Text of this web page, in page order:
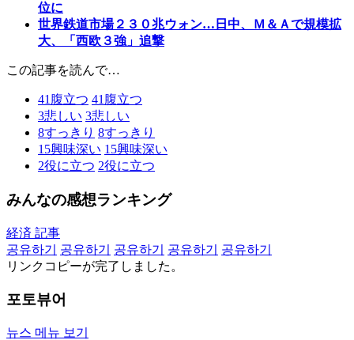
位に
世界鉄道市場２３０兆ウォン…日中、Ｍ＆Ａで規模拡
大、「西欧３強」追撃
この記事を読んで…
41 腹立つ 41 腹立つ
3悲しい 3悲しい
8すっきり 8すっきり
15興味深い 15興味深い
2役に立つ 2役に立つ
みんなの感想ランキング
経済 記事
공유하기
공유하기 공유하기 공유하기
공유하기
リンクコピーが完了しました。
포토뷰어
뉴스 메뉴 보기